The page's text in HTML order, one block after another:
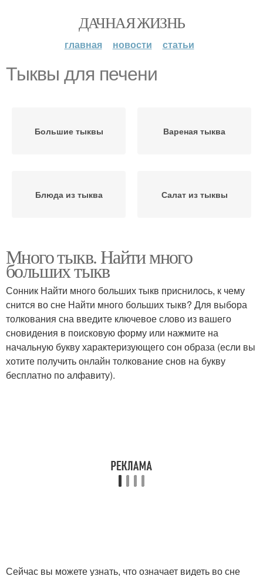
ДАЧНАЯ ЖИЗНЬ
главная новости статьи
Тыквы для печени
Большие тыквы Вареная тыква
Блюда из тыква Салат из тыквы
Много тыкв. Найти много
больших тыкв
Сонник Найти много больших тыкв приснилось, к чему
снится во сне Найти много больших тыкв? Для выбора
толкования сна введите ключевое слово из вашего
сновидения в поисковую форму или нажмите на
начальную букву характеризующего сон образа (если вы
хотите получить онлайн толкование снов на букву
бесплатно по алфавиту).
Сейчас вы можете узнать, что означает видеть во сне